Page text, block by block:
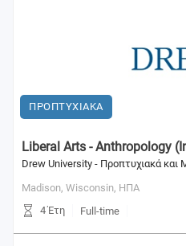
ΠΡΟΠΤΥΧΙΑΚΑ
Liberal Arts - Anthropology
Drew University - Προπτυχιακά
Madison, Wisconsin, ΗΠΑ
4 Έτη
Full-time